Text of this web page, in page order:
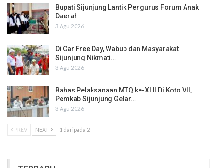
Bupati Sijunjung Lantik Pengurus Forum Anak
Daerah
3 Agu 2026
Di Car Free Day, Wabup dan Masyarakat
Sijunjung Nikmati…
3 Agu 2026
Bahas Pelaksanaan MTQ ke-XLII Di Koto VII,
Pemkab Sijunjung Gelar…
3 Agu 2026
PREV NEXT 1 daripada 2